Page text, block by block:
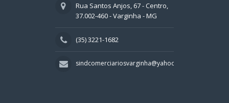
Rua Santos Anjos, 67 - Centro,
37.002-460 - Varginha - MG
(35) 3221-1682
sindcomerciariosvarginha@yahoo.com.br